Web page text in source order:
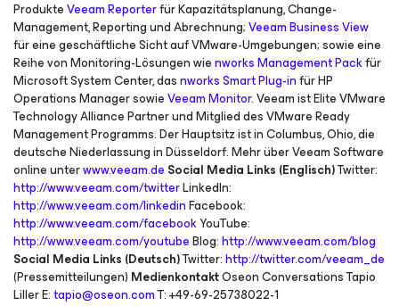
ProdukteVeeam Reporterfür Kapazitätsplanung, Change-
Management, Reporting und Abrechnung;Veeam Business View
für eine geschäftliche Sicht auf VMware-Umgebungen; sowie eine
Reihe von Monitoring-Lösungen wienworks Management Packfür
Microsoft System Center, dasnworks Smart Plug-infür HP
Operations Manager sowieVeeam Monitor. Veeam ist Elite VMware
Technology Alliance Partner und Mitglied des VMware Ready
Management Programms. Der Hauptsitz ist in Columbus, Ohio, die
deutsche Niederlassung in Düsseldorf. Mehr über Veeam Software
online unterwww.veeam.de Social Media Links (Englisch)Twitter:
http://www.veeam.com/twitterLinkedIn:
http://www.veeam.com/linkedinFacebook:
http://www.veeam.com/facebookYouTube:
http://www.veeam.com/youtubeBlog:http://www.veeam.com/blog
Social Media Links (Deutsch)Twitter:http://twitter.com/veeam_de
(Pressemitteilungen) MedienkontaktOseon Conversations Tapio
Liller E:tapio@oseon.comT: +49-69-25738022-1